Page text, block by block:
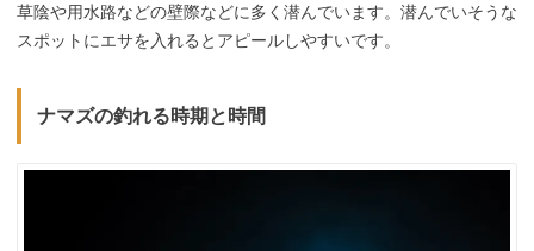
草陰や用水路などの壁際などに多く潜んでいます。潜んでいそうな
スポットにエサを入れるとアピールしやすいです。
ナマズの釣れる時期と時間